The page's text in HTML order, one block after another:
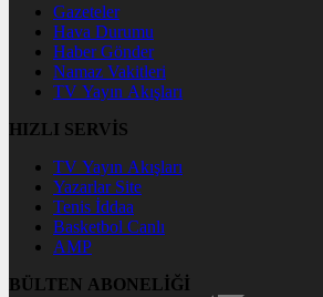
Gazeteler
Hava Durumu
Haber Gönder
Namaz Vakitleri
TV Yayın Akışları
HIZLI SERVİS
TV Yayın Akışları
Yazarlar Site
Tenis İddaa
Basketbol Canlı
AMP
BÜLTEN ABONELİĞİ